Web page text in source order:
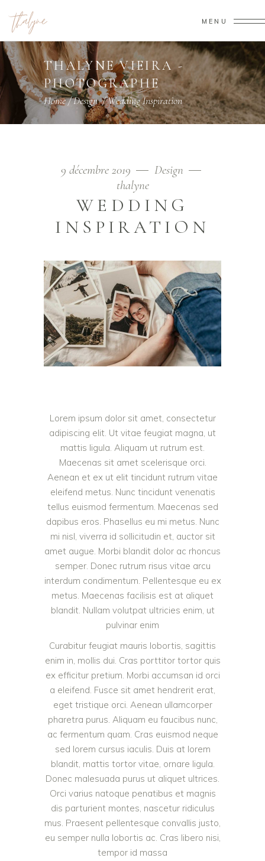
MENU
THALYNE VIEIRA -
PHOTOGRAPHE
Home/Design/Wedding Inspiration
9 décembre 2019
Design
thalyne
WEDDING
INSPIRATION
Lorem ipsum dolor sit amet, consectetur
adipiscing elit. Ut vitae feugiat magna, ut
mattis ligula. Aliquam ut rutrum est.
Maecenas sit amet scelerisque orci.
Aenean et ex ut elit tincidunt rutrum vitae
eleifend metus. Nunc tincidunt venenatis
tellus euismod fermentum. Maecenas sed
dapibus eros. Phasellus eu mi metus. Nunc
mi nisl, viverra id sollicitudin et, auctor sit
amet augue. Morbi blandit dolor ac rhoncus
semper. Donec rutrum risus vitae arcu
interdum condimentum. Pellentesque eu ex
metus. Maecenas facilisis est at aliquet
blandit. Nullam volutpat ultricies enim, ut
pulvinar enim
Curabitur feugiat mauris lobortis, sagittis
enim in, mollis dui. Cras porttitor tortor quis
ex efficitur pretium. Morbi accumsan id orci
a eleifend. Fusce sit amet hendrerit erat,
eget tristique orci. Aenean ullamcorper
pharetra purus. Aliquam eu faucibus nunc,
ac fermentum quam. Cras euismod neque
sed lorem cursus iaculis. Duis at lorem
blandit, mattis tortor vitae, ornare ligula.
Donec malesuada purus ut aliquet ultrices.
Orci varius natoque penatibus et magnis
dis parturient montes, nascetur ridiculus
mus. Praesent pellentesque convallis justo,
eu semper nulla lobortis ac. Cras libero nisi,
tempor id massa